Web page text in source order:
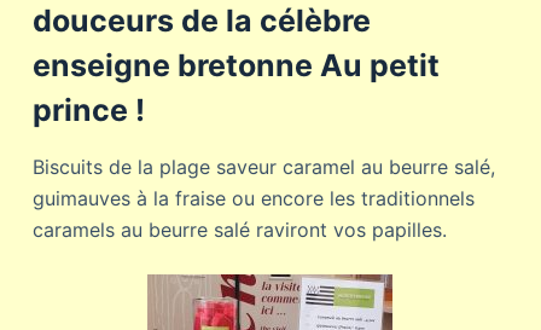
douceurs de la célèbre
enseigne bretonne Au petit
prince !
Biscuits de la plage saveur caramel au beurre salé,
guimauves à la fraise ou encore les traditionnels
caramels au beurre salé raviront vos papilles.